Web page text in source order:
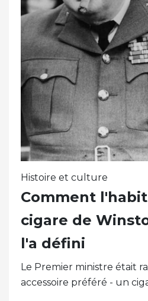
Histoire et culture
Comment
cigare de
l'a défini
Le Premier ministre était
accessoire préféré - un